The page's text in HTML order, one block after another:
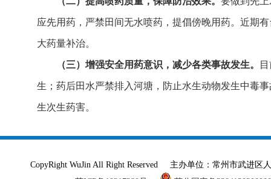
应先用药，严禁田间无水喷药，提倡傍晚用药。近期
大药量补治。
（三）增强安全用药意识，减少各类事故发生。
生；药后田水严禁排入河塘，防止水生动物发生中毒
生次生药害。
CopyRight WuJin All Right Reserved 主办单位：常州市武进